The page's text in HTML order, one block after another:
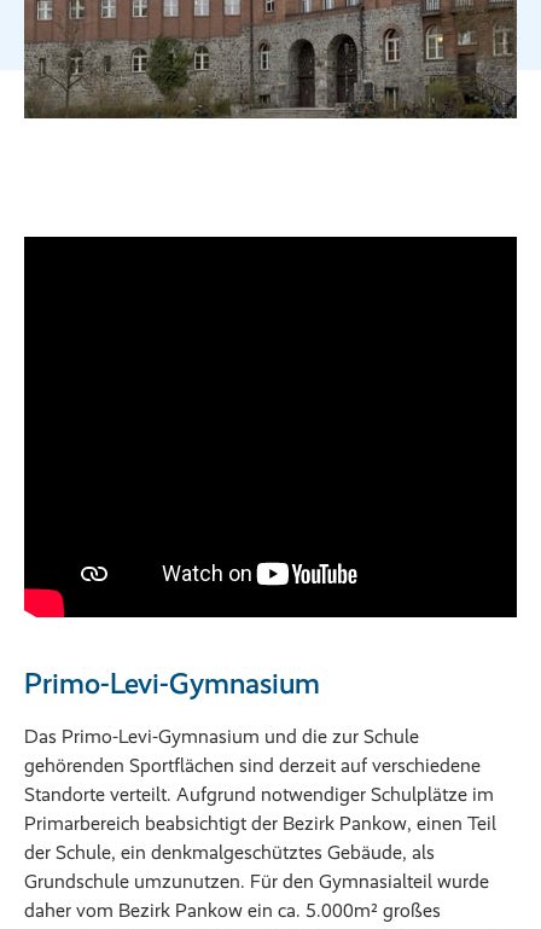
Primo-Levi-Gymnasium
Das Primo-Levi-Gymnasium und die zur Schule
gehörenden Sportflächen sind derzeit auf verschiedene
Standorte verteilt. Aufgrund notwendiger Schulplätze im
Primarbereich beabsichtigt der Bezirk Pankow, einen Teil
der Schule, ein denkmalgeschütztes Gebäude, als
Grundschule umzunutzen. Für den Gymnasialteil wurde
daher vom Bezirk Pankow ein ca. 5.000m² großes